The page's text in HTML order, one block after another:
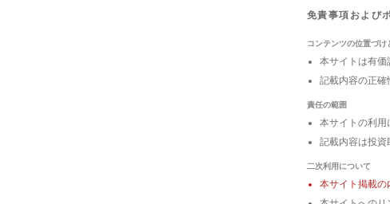
免責事項および
コンテンツの位置づけ
本サイトは有価
記載内容の正確
責任の範囲
本サイトの利用
記載内容は投資
二次利用について
本サイト掲載の